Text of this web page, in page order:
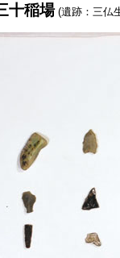
十稲場(遺跡：三仏